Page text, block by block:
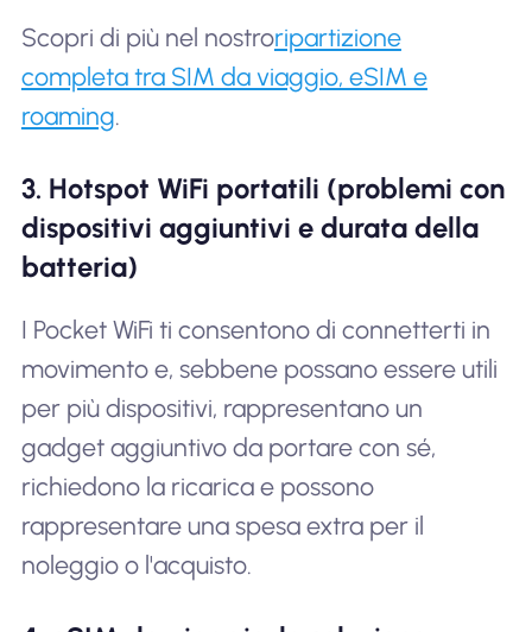
Scopri di più nel nostroripartizione
completa tra SIM da viaggio, eSIM e
roaming.
3. Hotspot WiFi portatili (problemi con
dispositivi aggiuntivi e durata della
batteria)
I Pocket WiFi ti consentono di connetterti in
movimento e, sebbene possano essere utili
per più dispositivi, rappresentano un
gadget aggiuntivo da portare con sé,
richiedono la ricarica e possono
rappresentare una spesa extra per il
noleggio o l'acquisto.